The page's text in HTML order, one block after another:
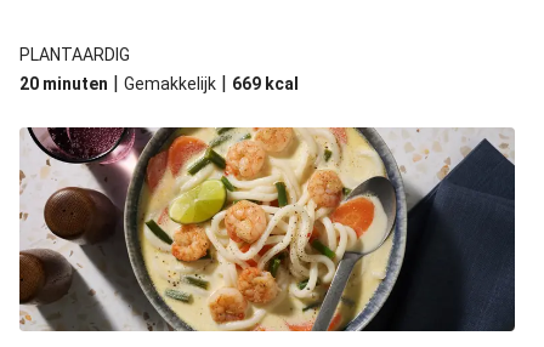
PLANTAARDIG
20 minuten | Gemakkelijk | 669 kcal